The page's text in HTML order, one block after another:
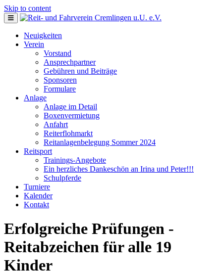
Skip to content
Neuigkeiten
Verein
Vorstand
Ansprechpartner
Gebühren und Beiträge
Sponsoren
Formulare
Anlage
Anlage im Detail
Boxenvermietung
Anfahrt
Reiterflohmarkt
Reitanlagenbelegung Sommer 2024
Reitsport
Trainings-Angebote
Ein herzliches Dankeschön an Irina und Peter!!!
Schulpferde
Turniere
Kalender
Kontakt
Erfolgreiche Prüfungen -
Reitabzeichen für alle 19
Kinder